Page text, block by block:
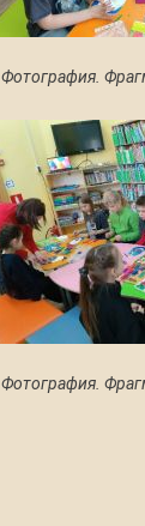
Фотография.
Фотография.